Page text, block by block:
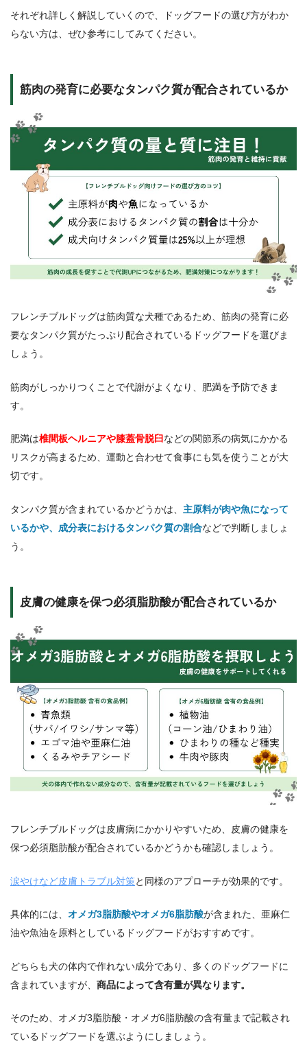
それぞれ詳しく解説していくので、ドッグフードの選び方がわか
らない方は、ぜひ参考にしてみてください。
筋肉の発育に必要なタンパク質が配合されているか
フレンチブルドッグは筋肉質な犬種であるため、筋肉の発育に必
要なタンパク質がたっぷり配合されているドッグフードを選びま
しょう。
筋肉がしっかりつくことで代謝がよくなり、肥満を予防できま
す。
肥満は椎間板ヘルニアや膝蓋骨脱臼などの関節系の病気にかかる
リスクが高まるため、運動と合わせて食事にも気を使うことが大
切です。
タンパク質が含まれているかどうかは、 主原料が肉や魚になって
いるかや、成分表におけるタンパク質の割合などで判断しましょ
う。
皮膚の健康を保つ必須脂肪酸が配合されているか
フレンチブルドッグは皮膚病にかかりやすいため、皮膚の健康を
保つ必須脂肪酸が配合されているかどうかも確認しましょう。
涙やけなど皮膚トラブル対策と同様のアプローチが効果的です。
具体的には、 オメガ3脂肪酸やオメガ6脂肪酸が含まれた、亜麻仁
油や魚油を原料としているドッグフードがおすすめです。
どちらも犬の体内で作れない成分であり、多くのドッグフードに
含まれていますが、 商品によって含有量が異なります。
そのため、オメガ3脂肪酸・オメガ6脂肪酸の含有量まで記載され
ているドッグフードを選ぶようにしましょう。